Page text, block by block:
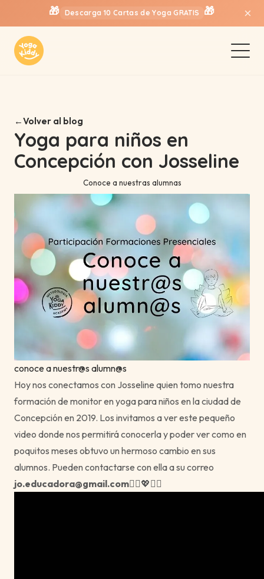
🎁 Descarga 10 Cartas de Yoga GRATIS 🎁 ×
Volver al blog
Yoga para niños en
Concepción con Josseline
Conoce a nuestras alumnas
conoce a nuestr@s alumn@s
Hoy nos conectamos con Josseline quien tomo nuestra
formación de monitor en yoga para niños en la ciudad de
Concepción en 2019. Los invitamos a ver este pequeño
video donde nos permitirá conocerla y poder ver como en
poquitos meses obtuvo un hermoso cambio en sus
alumnos. Pueden contactarse con ella a su correo
jo.educadora@gmail.com🧘‍♂️💖🧘‍♀️